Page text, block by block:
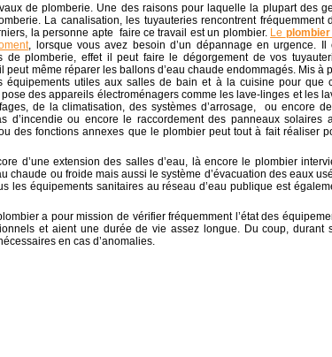
de plomberie. Une des raisons pour laquelle la plupart des
La canalisation, les tuyauteries rencontrent fréquemment
la personne apte faire ce travail est un plombier. Le plombier
, lorsque vous avez besoin d’un dépannage en urgence. Il
plomberie, effet il peut faire le dégorgement de vos
même réparer les ballons d’eau chaude endommagés. Mis à
utiles aux salles de bain et à la cuisine pour que
des appareils électroménagers comme les lave-linges et les
de la climatisation, des systèmes d’arrosage, ou encore
d’incendie ou encore le raccordement des panneaux solaires
des fonctions annexes que le plombier peut tout à fait réaliser
d’une extension des salles d’eau, là encore le plombier
chaude ou froide mais aussi le système d’évacuation des eaux
les équipements sanitaires au réseau d’eau publique est
a pour mission de vérifier fréquemment l’état des
et aient une durée de vie assez longue. Du coup, durant
en cas d’anomalies.